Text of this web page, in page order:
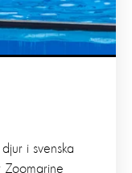
i svenska
Zoomarine